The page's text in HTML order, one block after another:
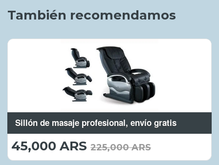
También recomendamos
Sillón de masaje profesional, envío gratis
45,000 ARS 45,000.00
ARS
225,000 ARS